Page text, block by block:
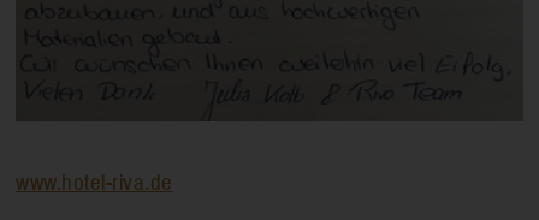
www.hotel-riva.de